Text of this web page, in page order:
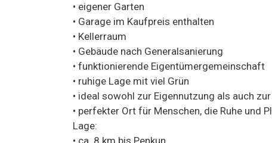
• eigener Garten
• Garage im Kaufpreis enthalten
• Kellerraum
• Gebäude nach Generalsanierung
• funktionierende Eigentümergemeinschaft
• ruhige Lage mit viel Grün
• ideal sowohl zur Eigennutzung als auch
• perfekter Ort für Menschen, die Ruhe und
Lage: